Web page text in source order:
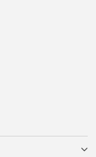
direkt i karossen
DC-anslutning
koppla in plus,
ett äldre bakljus
skiljer sig.